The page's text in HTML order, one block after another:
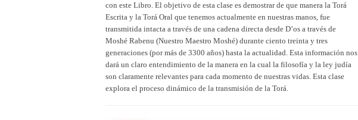
con este Libro. El objetivo de esta clase es demostrar de que manera la Torá
Escrita y la Torá Oral que tenemos actualmente en nuestras manos, fue
transmitida intacta a través de una cadena directa desde D’os a través de
Moshé Rabenu (Nuestro Maestro Moshé) durante ciento treinta y tres
generaciones (por más de 3300 años) hasta la actualidad. Esta información nos
dará un claro entendimiento de la manera en la cual la filosofía y la ley judía
son claramente relevantes para cada momento de nuestras vidas. Esta clase
explora el proceso dinámico de la transmisión de la Torá.